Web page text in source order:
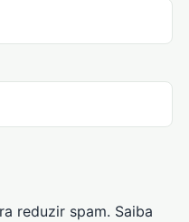
reduzir spam. Saiba